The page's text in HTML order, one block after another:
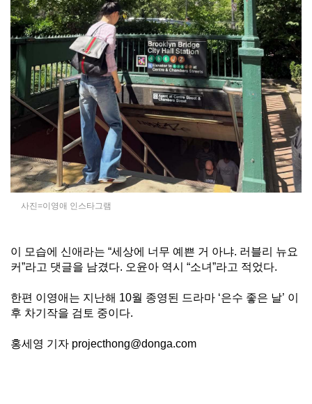
사진=이영애 인스타그램
이 모습에 신애라는 “세상에 너무 예쁜 거 아냐. 러블리 뉴요
커”라고 댓글을 남겼다. 오윤아 역시 “소녀”라고 적었다.
한편 이영애는 지난해 10월 종영된 드라마 ‘은수 좋은 날’ 이
후 차기작을 검토 중이다.
홍세영 기자 projecthong@donga.com